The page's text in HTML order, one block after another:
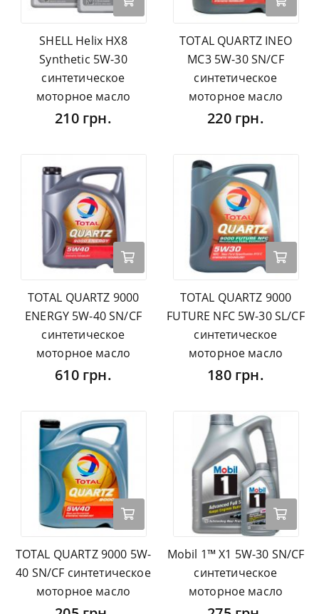
SHELL Helix HX8
Synthetic 5W-30
синтетическое
моторное масло
210 грн.
TOTAL QUARTZ INEO
MC3 5W-30 SN/CF
синтетическое
моторное масло
220 грн.
TOTAL QUARTZ 9000
ENERGY 5W-40 SN/CF
синтетическое
моторное масло
610 грн.
TOTAL QUARTZ 9000
FUTURE NFC 5W-30 SL/CF
синтетическое
моторное масло
180 грн.
TOTAL QUARTZ 9000 5W-
40 SN/CF синтетическое
моторное масло
Mobil 1™ X1 5W-30 SN/CF
синтетическое
моторное масло